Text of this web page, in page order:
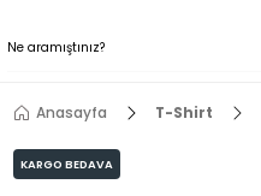
Anasayfa T-Shirt
KARGO BEDAVA